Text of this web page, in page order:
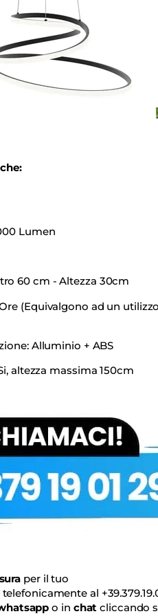
Lumen
60 cm - Altezza 30cm
(Equivalgono ad un
Alluminio + ABS
altezza massima 150cm
per il tuo
telefonicamente al
o in chat cliccando